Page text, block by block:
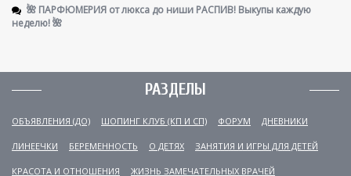
🌺 ПАРФЮМЕРИЯ от люкса до ниши РАСПИВ! Выкупы каждую
неделю! 🌺
РАЗДЕЛЫ
ОБЪЯВЛЕНИЯ (ДО) ШОПИНГ КЛУБ (КП И СП) ФОРУМ ДНЕВНИКИ
ЛИНЕЕЧКИ БЕРЕМЕННОСТЬ О ДЕТЯХ ЗАНЯТИЯ И ИГРЫ ДЛЯ ДЕТЕЙ
КРАСОТА И ОТНОШЕНИЯ ЖИЗНЬ ЗАМЕЧАТЕЛЬНЫХ ВРАЧЕЙ